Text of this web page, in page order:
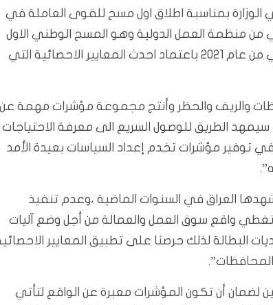
بمناسبة اطلاق اول مسح للقوى العاملة في
من منظمة العمل الدولية وهو المسح الوطني الاول
المتخصص في القوى العاملة ،وجرى تنفيذه خلال النصف الثاني من عام 2021 باعتماد احدث المعايير الاحصائية التي
والريف والحظر وأنتج مجموعة مؤشرات مهمة عن
الطريق للوصول السريع الى معرفة الاحتياجات
توفير مؤشرات تخدم إعداد السياسات بعيدة الأمد
العراق في السنوات الماضية ،وعدم تنفيذ
تغطي واقع سوق العمل والعمالة من أجل وضع آليات
البطالة لذلك حرصنا على تطبيق المعايير
أن تكون المؤشرات معبرة عن الواقع لتأتي